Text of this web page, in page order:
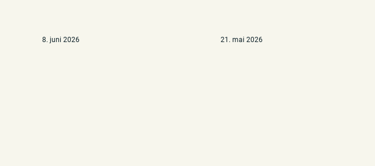
8. juni 2026 21. mai 2026